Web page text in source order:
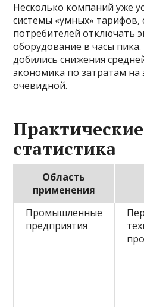
Несколько компаний уже
системы «умных»
потребителей отключать
оборудование в часы
добились снижения
экономика по затратам на
очевидной.
статистика
Область
применения
Промышленные
предприятия